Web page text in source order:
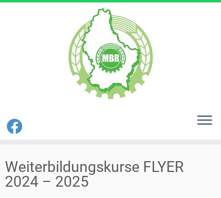
Inhalt
springen
Weiterbildungskurse FLYER
2024 – 2025